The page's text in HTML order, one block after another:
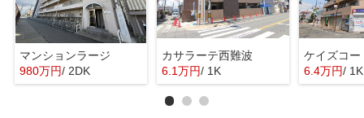
マンションラージ
980万円/ 2DK
カサラーテ西難波
6.1万円/ 1K
ケイズコー
6.4万円/ 1K